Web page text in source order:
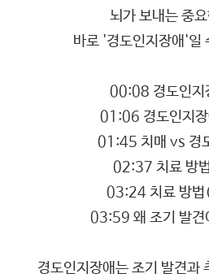
뇌가 보내는 중
바로 '경도인지장애'일
00:08 경도인지
01:06 경도인지장
01:45 치매 vs 경
02:37 치료 방
03:24 치료 방법
03:59 왜 조기 발견
경도인지장애는 조기 발견과